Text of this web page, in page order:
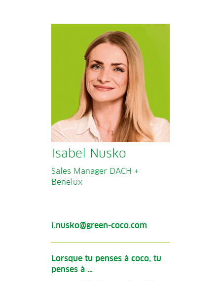
Isabel Nusko
Sales Manager DACH +
Benelux
i.nusko@green-coco.com
Lorsque tu penses à coco, tu
penses à …